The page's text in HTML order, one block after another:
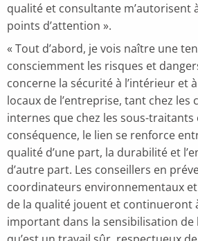
qualité et consultante m’autorisent
points d’attention ».
« Tout d’abord, je vois naître une
consciemment les risques et
concerne la sécurité à l’intérieur et
locaux de l’entreprise, tant chez les
internes que chez les sous-traitants
conséquence, le lien se renforce
qualité d’une part, la durabilité et
d’autre part. Les conseillers en
coordinateurs environnementaux
de la qualité jouent et continueront
important dans la sensibilisation de